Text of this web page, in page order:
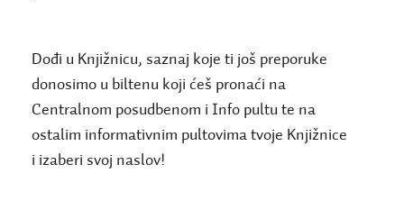
Dođi u Knjižnicu, saznaj koje ti još preporuke
donosimo u biltenu koji ćeš pronaći na
Centralnom posudbenom i Info pultu te na
ostalim informativnim pultovima tvoje Knjižnice
i izaberi svoj naslov!